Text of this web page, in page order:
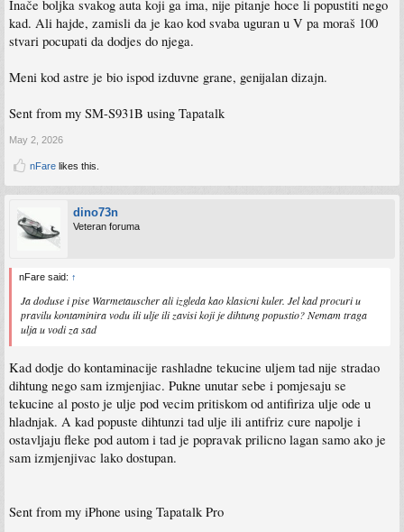
Inače boljka svakog auta koji ga ima, nije pitanje hoce li popustiti nego
kad. Ali hajde, zamisli da je kao kod svaba uguran u V pa moraš 100
stvari pocupati da dodjes do njega.
Meni kod astre je bio ispod izduvne grane, genijalan dizajn.
Sent from my SM-S931B using Tapatalk
May 2, 2026
nFare likes this.
dino73n
Veteran foruma
nFare said: ↑
Ja doduse i pise Warmetauscher ali izgleda kao klasicni kuler. Jel kad procuri u
pravilu kontaminira vodu ili ulje ili zavisi koji je dihtung popustio? Nemam traga
ulja u vodi za sad
Kad dodje do kontaminacije rashladne tekucine uljem tad nije stradao
dihtung nego sam izmjenjiac. Pukne unutar sebe i pomjesaju se
tekucine al posto je ulje pod vecim pritiskom od antifiriza ulje ode u
hladnjak. A kad popuste dihtunzi tad ulje ili antifriz cure napolje i
ostavljaju fleke pod autom i tad je popravak prilicno lagan samo ako je
sam izmjenjivac lako dostupan.
Sent from my iPhone using Tapatalk Pro